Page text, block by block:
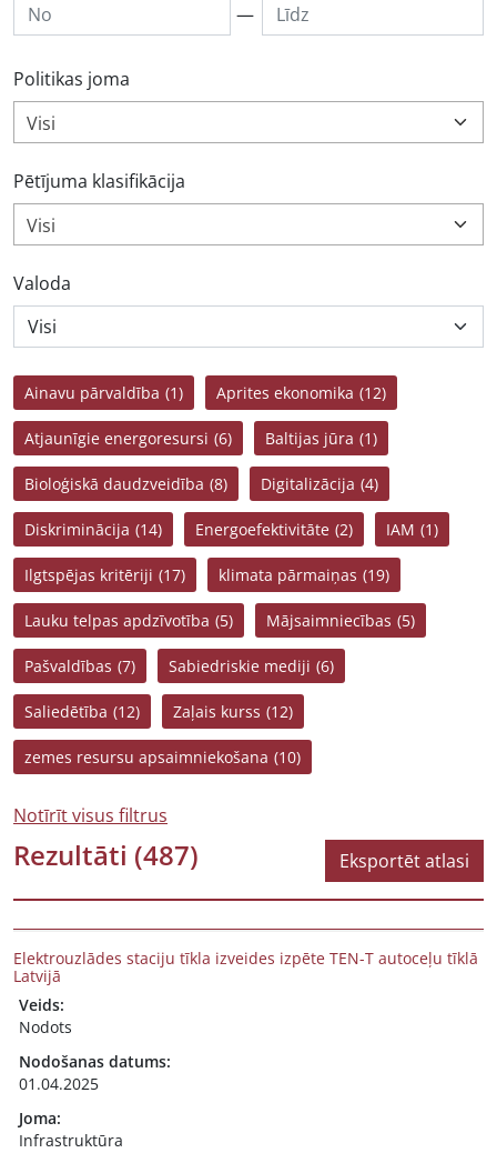
—
Politikas joma
Visi
Pētījuma klasifikācija
Visi
Valoda
Ainavu pārvaldība (1) Aprites ekonomika (12)
Atjaunīgie energoresursi (6) Baltijas jūra (1)
Bioloģiskā daudzveidība (8) Digitalizācija (4)
Diskriminācija (14) Energoefektivitāte (2) IAM (1)
Ilgtspējas kritēriji (17) klimata pārmaiņas (19)
Lauku telpas apdzīvotība (5) Mājsaimniecības (5)
Pašvaldības (7) Sabiedriskie mediji (6)
Saliedētība (12) Zaļais kurss (12)
zemes resursu apsaimniekošana (10)
Notīrīt visus filtrus
Rezultāti (487) Eksportēt atlasi
Elektrouzlādes staciju tīkla izveides izpēte TEN-T autoceļu tīklā
Latvijā
Veids:
Nodots
Nodošanas datums:
01.04.2025
Joma:
Infrastruktūra